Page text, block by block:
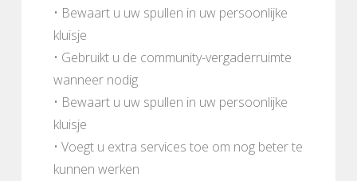
• Bewaart u uw spullen in uw persoonlijke
kluisje
• Gebruikt u de community-vergaderruimte
wanneer nodig
• Bewaart u uw spullen in uw persoonlijke
kluisje
• Voegt u extra services toe om nog beter te
kunnen werken